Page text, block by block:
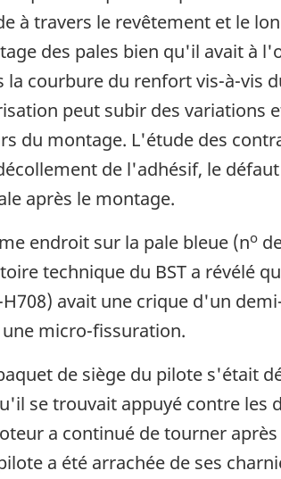
à travers le revêtement et le
des pales bien qu'il avait à
courbure du renfort vis-à-vis
peut subir des variations
du montage. L'étude des
de l'adhésif, le
après le montage.
endroit sur la pale bleue (no
technique du BST a révélé
H708) avait une crique d'un
une micro-fissuration.
de siège du pilote s'était
se trouvait appuyé contre les
a continué de tourner
a été arrachée de ses